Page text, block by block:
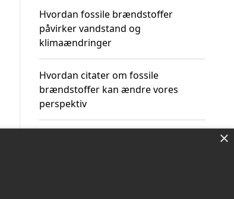
Hvordan fossile brændstoffer
påvirker vandstand og
klimaændringer
Hvordan citater om fossile
brændstoffer kan ændre vores
perspektiv
×